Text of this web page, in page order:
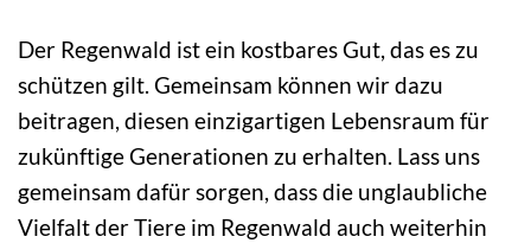
Der Regenwald ist ein kostbares Gut, das es zu
schützen gilt. Gemeinsam können wir dazu
beitragen, diesen einzigartigen Lebensraum für
zukünftige Generationen zu erhalten. Lass uns
gemeinsam dafür sorgen, dass die unglaubliche
Vielfalt der Tiere im Regenwald auch weiterhin